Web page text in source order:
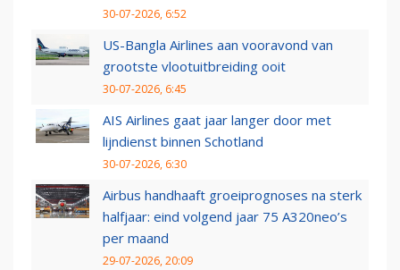
30-07-2026, 6:52
US-Bangla Airlines aan vooravond van
grootste vlootuitbreiding ooit
30-07-2026, 6:45
AIS Airlines gaat jaar langer door met
lijndienst binnen Schotland
30-07-2026, 6:30
Airbus handhaaft groeiprognoses na sterk
halfjaar: eind volgend jaar 75 A320neo’s
per maand
29-07-2026, 20:09